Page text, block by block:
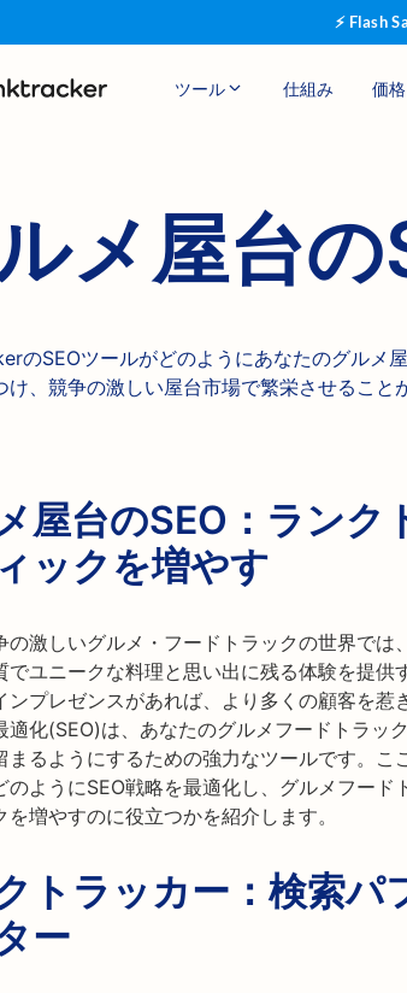
⚡ Flash
ツール 仕組み 価格
メ屋台の
のSEOツールがどのようにあなたのグルメ
け、競争の激しい屋台市場で繁栄させること
屋台のSEO：ランク
ックを増やす
の激しいグルメ・フードトラックの世界では
でユニークな料理と思い出に残る体験を提供
ンプレゼンスがあれば、より多くの顧客を惹
適化(SEO)は、あなたのグルメフードトラッ
まるようにするための強力なツールです。
のようにSEO戦略を最適化し、グルメフード
を増やすのに役立つかを紹介します。
トラッカー：検索パ
ー